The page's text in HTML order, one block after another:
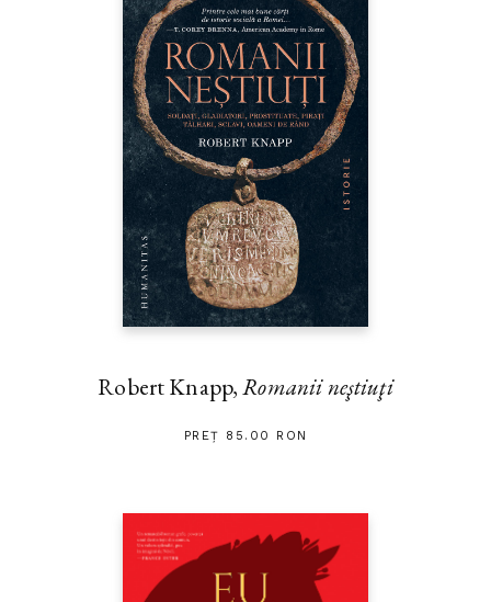
Robert Knapp,Romanii neştiuţi
PREȚ 85.00 RON